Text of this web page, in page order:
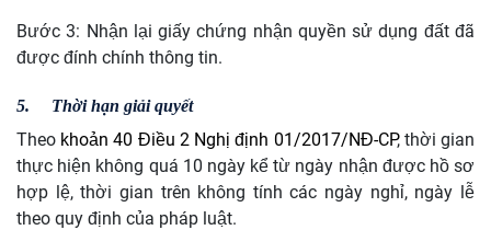
Bước 3: Nhận lại giấy chứng nhận quyền sử dụng đất đã
được đính chính thông tin.
5. Thời hạn giải quyết
Theo khoản 40 Điều 2 Nghị định 01/2017/NĐ-CP, thời gian
thực hiện không quá 10 ngày kể từ ngày nhận được hồ sơ
hợp lệ, thời gian trên không tính các ngày nghỉ, ngày lễ
theo quy định của pháp luật.